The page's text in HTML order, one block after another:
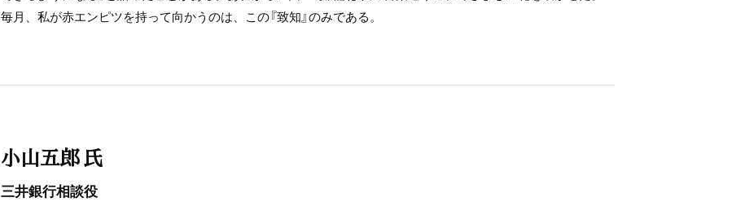
毎月、私が赤エンピツを持って向かうのは、この『致知』のみである。
小山五郎 氏
三井銀行相談役